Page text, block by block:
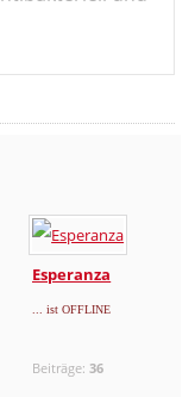
Esperanza
... ist OFFLINE
Beiträge:36